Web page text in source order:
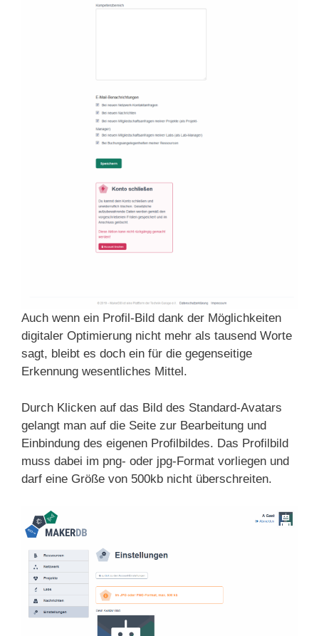
Auch wenn ein Profil-Bild dank der Möglichkeiten
digitaler Optimierung nicht mehr als tausend Worte
sagt, bleibt es doch ein für die gegenseitige
Erkennung wesentliches Mittel.
Durch Klicken auf das Bild des Standard-Avatars
gelangt man auf die Seite zur Bearbeitung und
Einbindung des eigenen Profilbildes. Das Profilbild
muss dabei im png- oder jpg-Format vorliegen und
darf eine Größe von 500kb nicht überschreiten.